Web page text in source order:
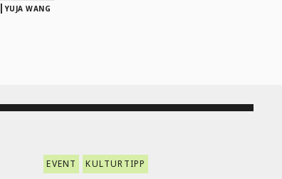
|YUJA WANG
EVENT KULTURTIPP